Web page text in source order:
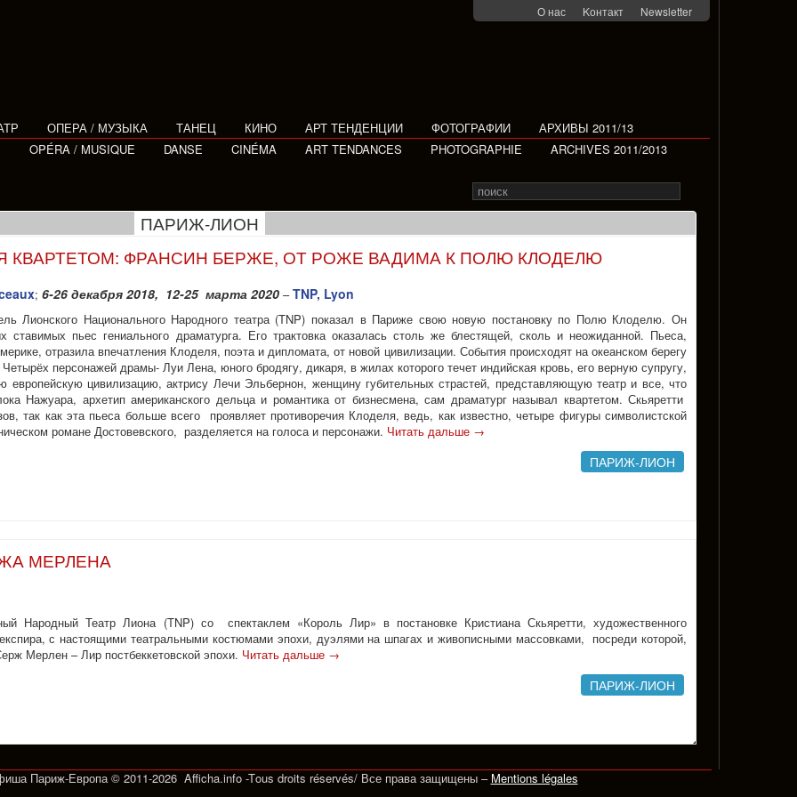
О нас Kонтакт Newsletter
ОПЕРА / МУЗЫКА ТАНЕЦ КИНО АРТ ТЕНДЕНЦИИ ФОТОГРАФИИ
АРХИВЫ 2011/13
OPÉRA / MUSIQUE DANSE CINÉMA ART TENDANCES PHOTOGRAPHIE ARCHIVES 2011/2013
Search
for
ПАРИЖ-ЛИОН
ФРАНСИН БЕРЖЕ, ОТ РОЖЕ ВАДИМА К ПОЛЮ КЛОДЕЛЮ
; 6-26 декабря 2018, 12-25 марта 2020 –TNP, Lyon
Лионского Национального Народного театра (TNP) показал в Париже свою новую постановку по Полю Клоделю. Он
пьес гениального драматурга. Его трактовка оказалась столь же блестящей, сколь и неожиданной. Пьеса,
отразила впечатления Клоделя, поэта и дипломата, от новой цивилизации. События происходят на океанском берегу
персонажей драмы- Луи Лена, юного бродягу, дикаря, в жилах которого течет индийская кровь, его верную супругу,
цивилизацию, актрису Лечи Эльбернон, женщину губительных страстей, представляющую театр и все, что
Нажуара, архетип американского дельца и романтика от бизнесмена, сам драматург называл квартетом. Скьяретти
так как эта пьеса больше всего проявляет противоречия Клоделя, ведь, как известно, четыре фигуры символистской
романе Достовевского, разделяется на голоса и персонажи. Читать дальше →
ПАРИЖ-ЛИОН
МЕРЛЕНА
Народный Театр Лиона (TNP) со спектаклем «Король Лир» в постановке Кристиана Скьяретти, художественного
с настоящими театральными костюмами эпохи, дуэлями на шпагах и живописными массовками, посреди которой,
Мерлен – Лир постбеккетовской эпохи. Читать дальше →
ПАРИЖ-ЛИОН
Париж-Европа © 2011-2026 Afficha.info -Tous droits réservés/ Все права защищены – Mentions légales